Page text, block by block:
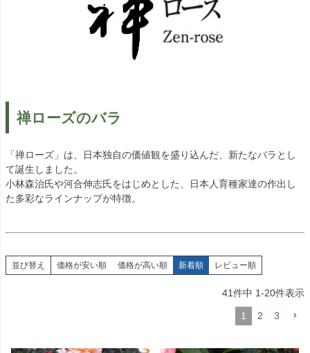
禅ローズのバラ
「禅ローズ」は、日本独自の価値観を盛り込んだ、新たなバラとし
て誕生しました。
小林森治氏や河合伸志氏をはじめとした、日本人育種家達の作出し
た多彩なラインナップが特徴。
並び替え 価格が安い順 価格が高い順 新着順 レビュー順
41件中 1-20件表示
1 2 3